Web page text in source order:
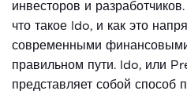
инвесторов и
что такое Ido, и как это
современными
правильном пути. Ido, или
представляет собой способ